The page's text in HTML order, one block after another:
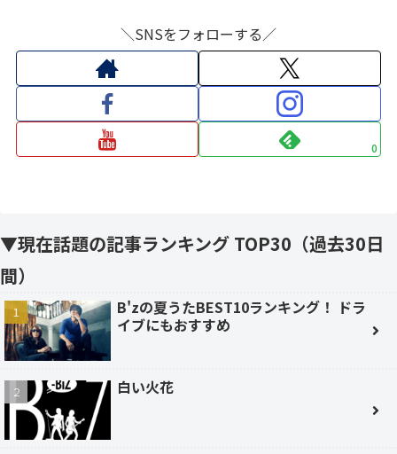
＼SNSをフォローする／
0
▼現在話題の記事ランキング TOP30（過去30日
間）
B'zの夏うたBEST10ランキング！ ドラ
イブにもおすすめ
白い火花